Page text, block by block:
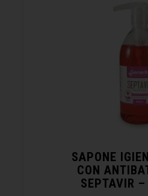
SAPONE
CON
SEPTAVIR